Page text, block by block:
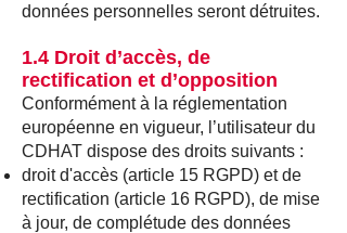
données personnelles seront détruites.
1.4 Droit d’accès, de
rectification et d’opposition
Conformément à la réglementation
européenne en vigueur, l’utilisateur du
CDHAT dispose des droits suivants :
droit d'accès (article 15 RGPD) et de
rectification (article 16 RGPD), de mise
à jour, de complétude des données